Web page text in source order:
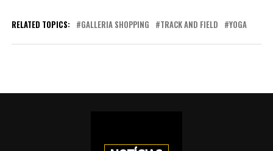
RELATED TOPICS: GALLERIA SHOPPING TRACK AND FIELD YOGA